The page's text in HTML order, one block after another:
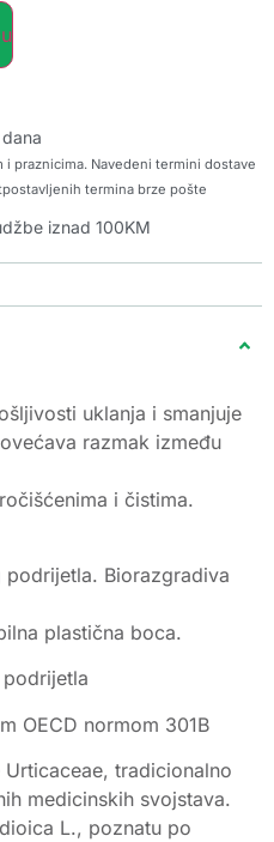
praznicima. Navedeni termini dostave
termina brze pošte
iznad 100KM
uklanja i smanjuje
razmak između
i čistima.
Biorazgradiva
plastična boca.
OECD normom 301B
tradicionalno
medicinskih svojstava.
L., poznatu po